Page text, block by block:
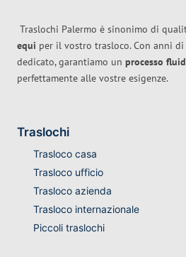
Traslochi Palermo è sinonimo di
equi per il vostro trasloco. Con anni
dedicato, garantiamo un processo
perfettamente alle vostre esigenze.
Traslochi
Trasloco casa
Trasloco ufficio
Trasloco azienda
Trasloco internazionale
Piccoli traslochi